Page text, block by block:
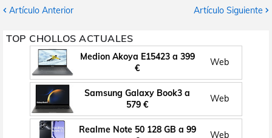
Artículo Anterior Artículo Siguiente
TOP CHOLLOS ACTUALES
Medion Akoya E15423 a 399
€
Web
Samsung Galaxy Book3 a
579 €
Web
Realme Note 50 128 GB a 99
Web